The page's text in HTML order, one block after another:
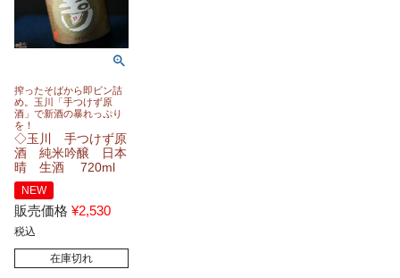
搾ったそばから即ビン詰
め。玉川「手つけず原
酒」で新酒の暴れっぷり
を！
◇玉川 手つけず原
酒 純米吟醸 日本
晴 生酒 720ml
NEW
販売価格 ¥2,530
税込
在庫切れ